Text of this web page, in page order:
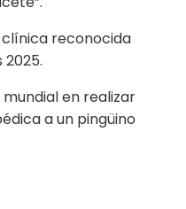
reconocida
en realizar
a un pingüino